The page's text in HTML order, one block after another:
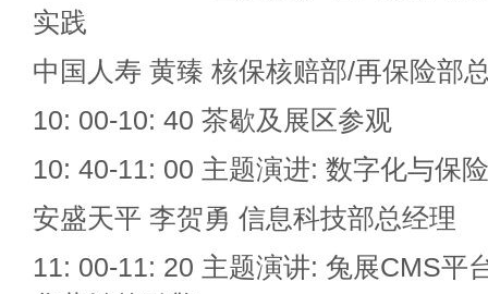
实践
中国人寿 黄臻 核保核赔部/再保险部
10: 00-10: 40 茶歇及展区参观
10: 40-11: 00 主题演进: 数字化与保
安盛天平 李贺勇 信息科技部总经理
11: 00-11: 20 主题演讲: 兔展CMS平